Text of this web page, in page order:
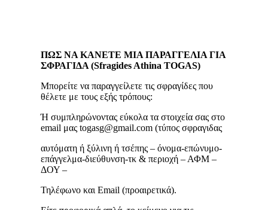
ΠΩΣ ΝΑ ΚΑΝΕΤΕ ΜΙΑ ΠΑΡΑΓΓΕΛΙΑ ΓΙΑ
ΣΦΡΑΓΙΔΑ (Sfragides Athina TOGAS)
Μπορείτε να παραγγείλετε τις σφραγίδες που
θέλετε με τους εξής τρόπους:
Ή συμπληρώνοντας εύκολα τα στοιχεία σας στο
email μας togasg@gmail.com (τύπος σφραγιδας
αυτόματη ή ξύλινη ή τσέπης – όνομα-επώνυμο-
επάγγελμα-διεύθυνση-τκ & περιοχή – ΑΦΜ –
ΔΟΥ –
Τηλέφωνο και Email (προαιρετικά).